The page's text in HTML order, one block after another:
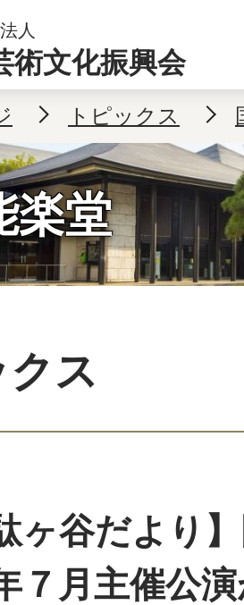
人
術文化振興会
トピックス
楽堂
クス
ヶ谷だより
７月主催公